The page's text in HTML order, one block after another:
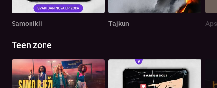
Samonikli Tajkun
Teen zone